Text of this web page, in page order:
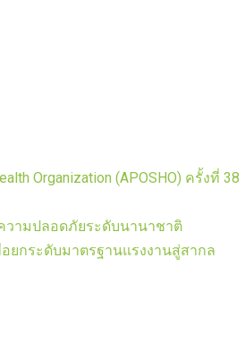
Organization (APOSHO) ครั้งที่ 38
ความปลอดภัยระดับนานาชาติ
ยกระดับมาตรฐานแรงงานสู่สากล